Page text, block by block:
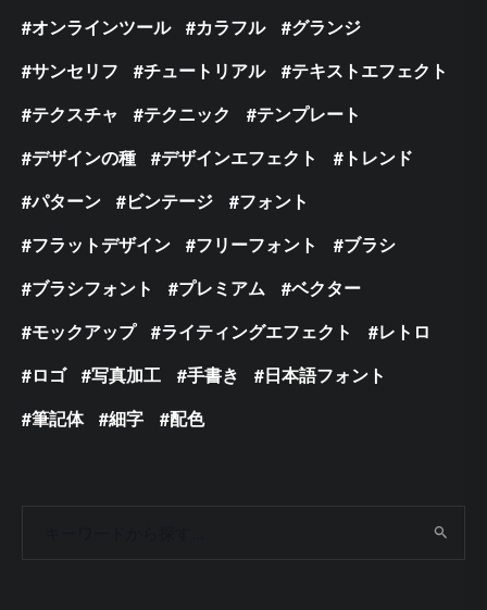
オンラインツール
カラフル
グランジ
サンセリフ
チュートリアル
テキストエフェクト
テクスチャ
テクニック
テンプレート
デザインの種
デザインエフェクト
トレンド
パターン
ビンテージ
フォント
フラットデザイン
フリーフォント
ブラシ
ブラシフォント
プレミアム
ベクター
モックアップ
ライティングエフェクト
レトロ
ロゴ
写真加工 手書き
日本語フォント
筆記体
細字 配色